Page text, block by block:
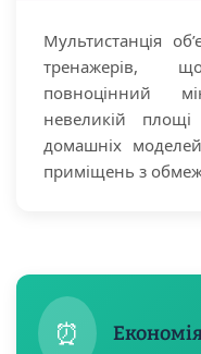
Мультистанція
тренажерів,
повноцінний
невеликій
домашніх
приміщень з
⏰